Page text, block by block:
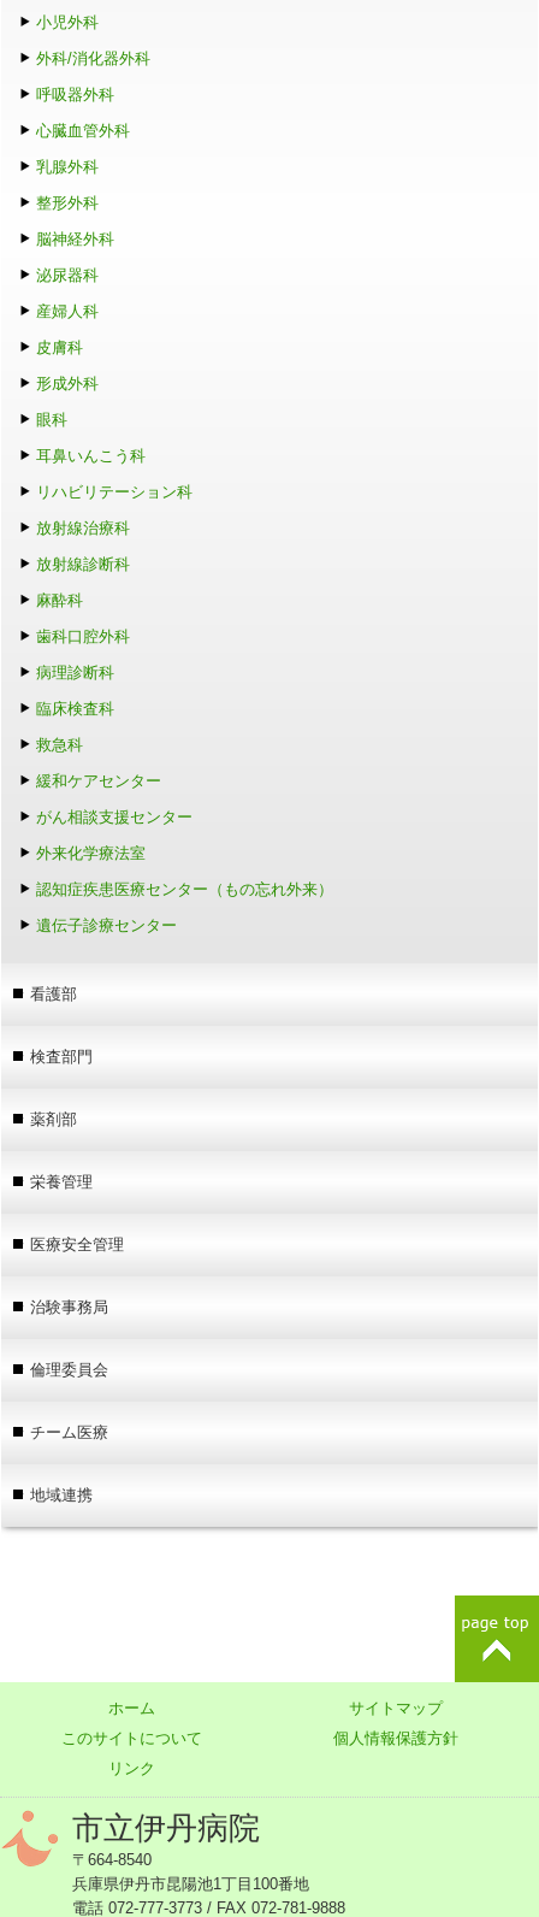
小児外科
外科/消化器外科
呼吸器外科
心臓血管外科
乳腺外科
整形外科
脳神経外科
泌尿器科
産婦人科
皮膚科
形成外科
眼科
耳鼻いんこう科
リハビリテーション科
放射線治療科
放射線診断科
麻酔科
歯科口腔外科
病理診断科
臨床検査科
救急科
緩和ケアセンター
がん相談支援センター
外来化学療法室
認知症疾患医療センター（もの忘れ外来）
遺伝子診療センター
看護部
検査部門
薬剤部
栄養管理
医療安全管理
治験事務局
倫理委員会
チーム医療
地域連携
ホーム
サイトマップ
このサイトについて
個人情報保護方針
リンク
市立伊丹病院
〒664-8540
兵庫県伊丹市昆陽池1丁目100番地
電話 072-777-3773 / FAX 072-781-9888